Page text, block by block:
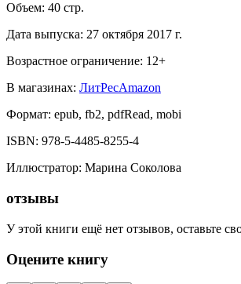
Объем: 40 стр.
Дата выпуска: 27 октября 2017 г.
Возрастное ограничение: 12+
В магазинах: ЛитРесAmazon
Формат: epub, fb2, pdfRead, mobi
ISBN: 978-5-4485-8255-4
Иллюстратор: Марина Соколова
отзывы
У этой книги ещё нет отзывов, оставьте
Оцените книгу